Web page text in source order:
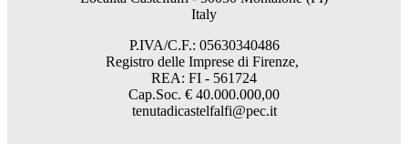
Italy
P.IVA/C.F.: 05630340486
Registro delle Imprese di Firenze,
REA: FI - 561724
Cap.Soc. € 40.000.000,00
tenutadicastelfalfi@pec.it